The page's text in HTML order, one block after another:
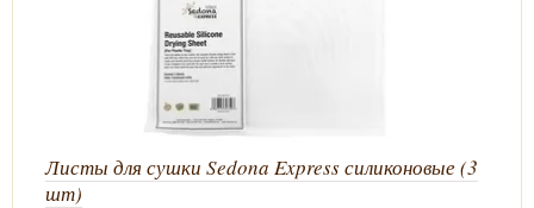
Листы для сушки Sedona Express силиконовые (3
шт)